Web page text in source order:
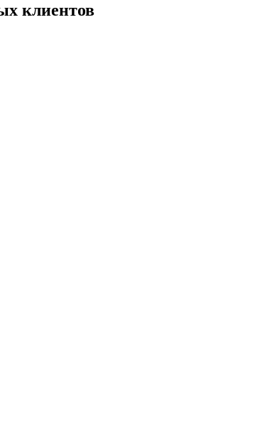
клиентов